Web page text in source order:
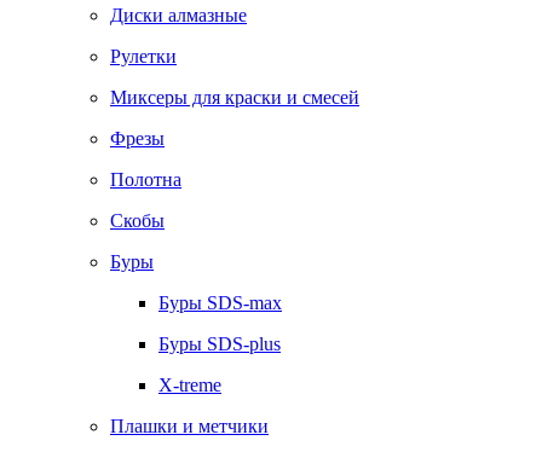
Диски алмазные
Рулетки
Миксеры для краски и смесей
Фрезы
Полотна
Скобы
Буры
Буры SDS-max
Буры SDS-plus
X-treme
Плашки и метчики